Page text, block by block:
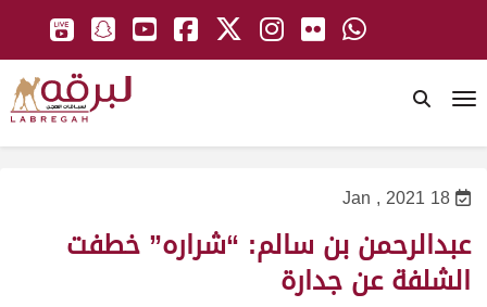
18 Jan , 2021
عبدالرحمن بن سالم: “شراره” خطفت
الشلفة عن جدارة